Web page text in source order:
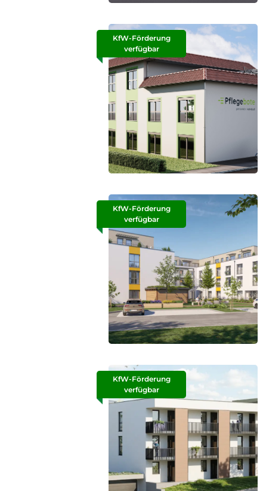
KfW-Förderung
verfügbar
KfW-Förderung
verfügbar
KfW-Förderung
verfügbar